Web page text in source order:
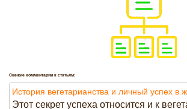
Свежие комментарии к статьям:
История вегетарианства и личный успех в
Этот секрет успеха относится и к